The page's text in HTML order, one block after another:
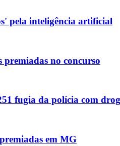
pela inteligência artificial
premiadas no concurso
fugia da polícia com
em MG